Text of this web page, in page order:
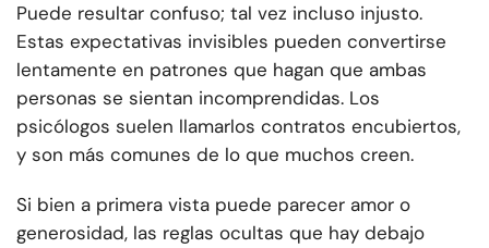
Puede resultar confuso; tal vez incluso injusto.
Estas expectativas invisibles pueden convertirse
lentamente en patrones que hagan que ambas
personas se sientan incomprendidas. Los
psicólogos suelen llamarlos contratos encubiertos,
y son más comunes de lo que muchos creen.
Si bien a primera vista puede parecer amor o
generosidad, las reglas ocultas que hay debajo